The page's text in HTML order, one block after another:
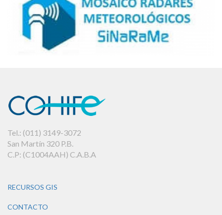
Tel.: (011) 3149-3072
San Martín 320 P.B.
C.P: (C1004AAH) C.A.B.A
RECURSOS GIS
CONTACTO